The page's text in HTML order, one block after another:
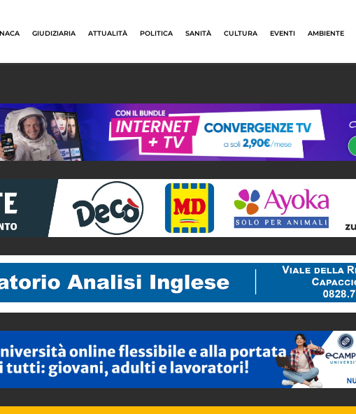
GIUDIZIARIA ATTUALITÀ POLITICA SANITÀ CULTURA EVENTI AMBIENTE